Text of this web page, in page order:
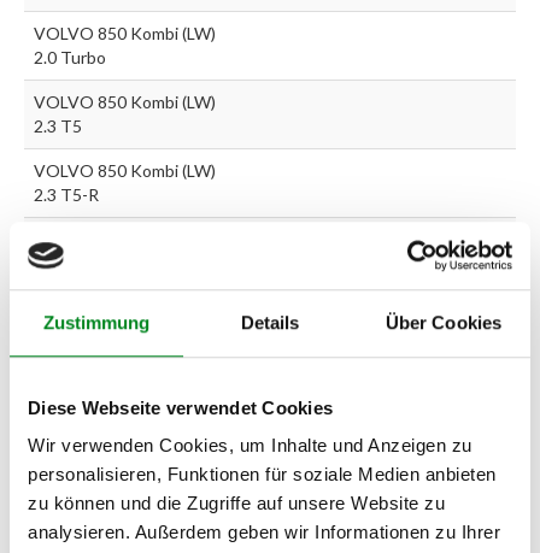
Zustimmung Details Über Cookies
Diese Webseite verwendet Cookies
Wir verwenden Cookies, um Inhalte und Anzeigen zu
personalisieren, Funktionen für soziale Medien anbieten
zu können und die Zugriffe auf unsere Website zu
analysieren. Außerdem geben wir Informationen zu Ihrer
VOLVO 850 Kombi (LW)
2.0 Turbo
VOLVO 850 Kombi (LW)
2.3 T5
VOLVO 850 Kombi (LW)
2.3 T5-R
VOLVO 850 Kombi (LW)
2.5
2.5 TDI
VOLVO C70 Cabriolet 2.0
T
VOLVO C70 Cabriolet 2.3
T5